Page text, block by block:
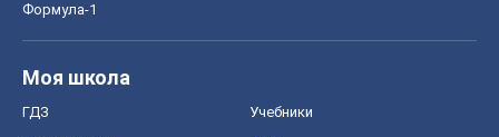
Формула-1
Моя школа
ГДЗ Учебники